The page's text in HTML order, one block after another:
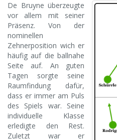
De Bruyne überzeugte
vor allem mit seiner
Präsenz. Von der
nominellen
Zehnerposition wich er
häufig auf die ballnahe
Seite auf. An guten
Tagen sorgte seine
Raumfindung dafür,
dass er immer am Puls
des Spiels war. Seine
individuelle Klasse
erledigte den Rest.
Zuletzt war er